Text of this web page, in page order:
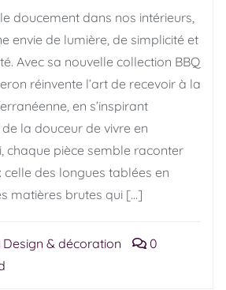
doucement dans nos intérieurs,
envie de lumière, de simplicité et
Avec sa nouvelle collection BBQ
réinvente l’art de recevoir à la
en s’inspirant
la douceur de vivre en
chaque pièce semble raconter
celle des longues tablées en
matières brutes qui […]
Design & décoration
0